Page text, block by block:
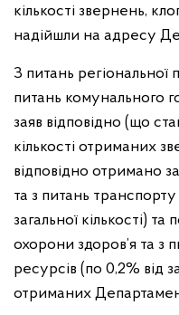
кількості звернень,
надійшли на адресу
З питань регіональної
питань комунального
заяв відповідно (що
кількості отриманих
відповідно отримано
та з питань транспорту
загальної кількості)
охорони здоров’я та з
ресурсів (по 0,2% від
отриманих